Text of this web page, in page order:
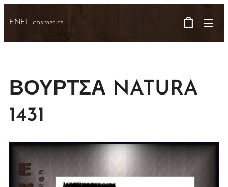
ENEL cosmetics
ΒΟΥΡΤΣΑ NATURA
1431